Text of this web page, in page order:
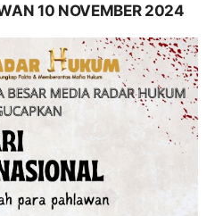
10 NOVEMBER 2024